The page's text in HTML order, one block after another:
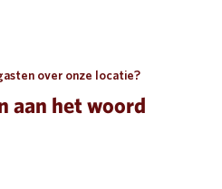
over onze locatie?
aan het woord